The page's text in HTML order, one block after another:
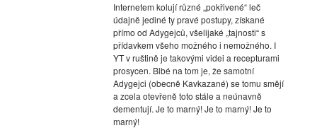
Internetem kolují různé „pokřivené“ leč
údajně jediné ty pravé postupy, získané
přímo od Adygejců, všelijaké „tajnosti“ s
přídavkem všeho možného i nemožného. I
YT v ruštině je takovými videi a recepturami
prosycen. Blbé na tom je, že samotní
Adygejci (obecně Kavkazané) se tomu smějí
a zcela otevřeně toto stále a neúnavně
dementují. Je to marný! Je to marný! Je to
marný!